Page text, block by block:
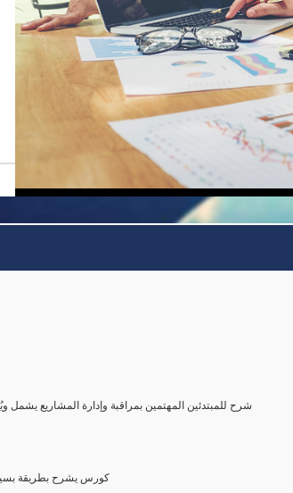
شرح للمبتدئين المهتمين بمراقبة وإدارة المشاريع
كورس يشرح بطريقة